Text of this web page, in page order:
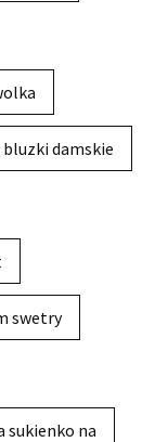
damskie
swetry
sukienko na